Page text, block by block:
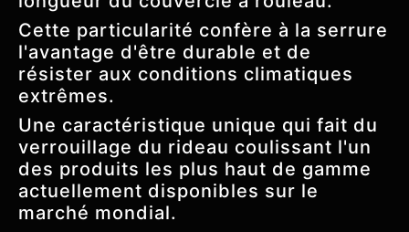
Cette particularité confère à la serrure
l'avantage d'être durable et de
résister aux conditions climatiques
extrêmes.
Une caractéristique unique qui fait du
verrouillage du rideau coulissant l'un
des produits les plus haut de gamme
actuellement disponibles sur le
marché mondial.